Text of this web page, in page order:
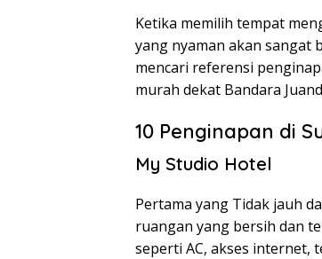
Ketika memilih tempat
yang nyaman akan sangat
mencari referensi
murah dekat Bandara
10 Penginapan di
My Studio Hotel
Pertama yang Tidak jauh
ruangan yang bersih dan
seperti AC, akses internet,